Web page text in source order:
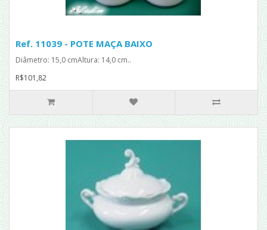
Ref. 11039 - POTE MAÇA BAIXO
Diâmetro: 15,0 cmAltura: 14,0 cm..
R$101,82